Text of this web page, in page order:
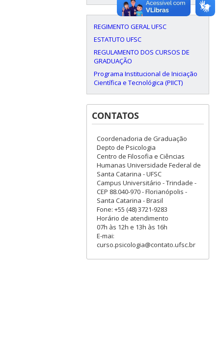
REGIMENTO GERAL UFSC
ESTATUTO UFSC
REGULAMENTO DOS CURSOS DE
GRADUAÇÃO
Programa Institucional de Iniciação
Científica e Tecnológica (PIICT)
CONTATOS
Coordenadoria de Graduação
Depto de Psicologia
Centro de Filosofia e Ciências
Humanas Universidade Federal de
Santa Catarina - UFSC
Campus Universitário - Trindade -
CEP 88.040-970 - Florianópolis -
Santa Catarina - Brasil
Fone: +55 (48) 3721-9283
Horário de atendimento
07h às 12h e 13h às 16h
E-mai:
curso.psicologia@contato.ufsc.br